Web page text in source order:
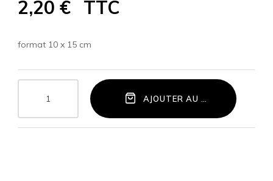
2,20 € TTC
format 10 x 15 cm
AJOUTER AU PANIER